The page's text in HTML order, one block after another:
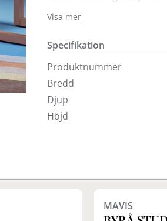
Montana visas endast i vår
Visa mer
Specifikation
Produktnummer
Bredd
Djup
Höjd
MAVIS